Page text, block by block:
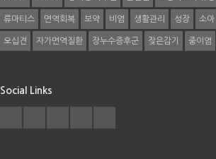
류마티스 면역회복 보약 비염 생활관리 성장 소아
오십견 자가면역질환 장누수증후군 잦은감기 중이염
Social Links